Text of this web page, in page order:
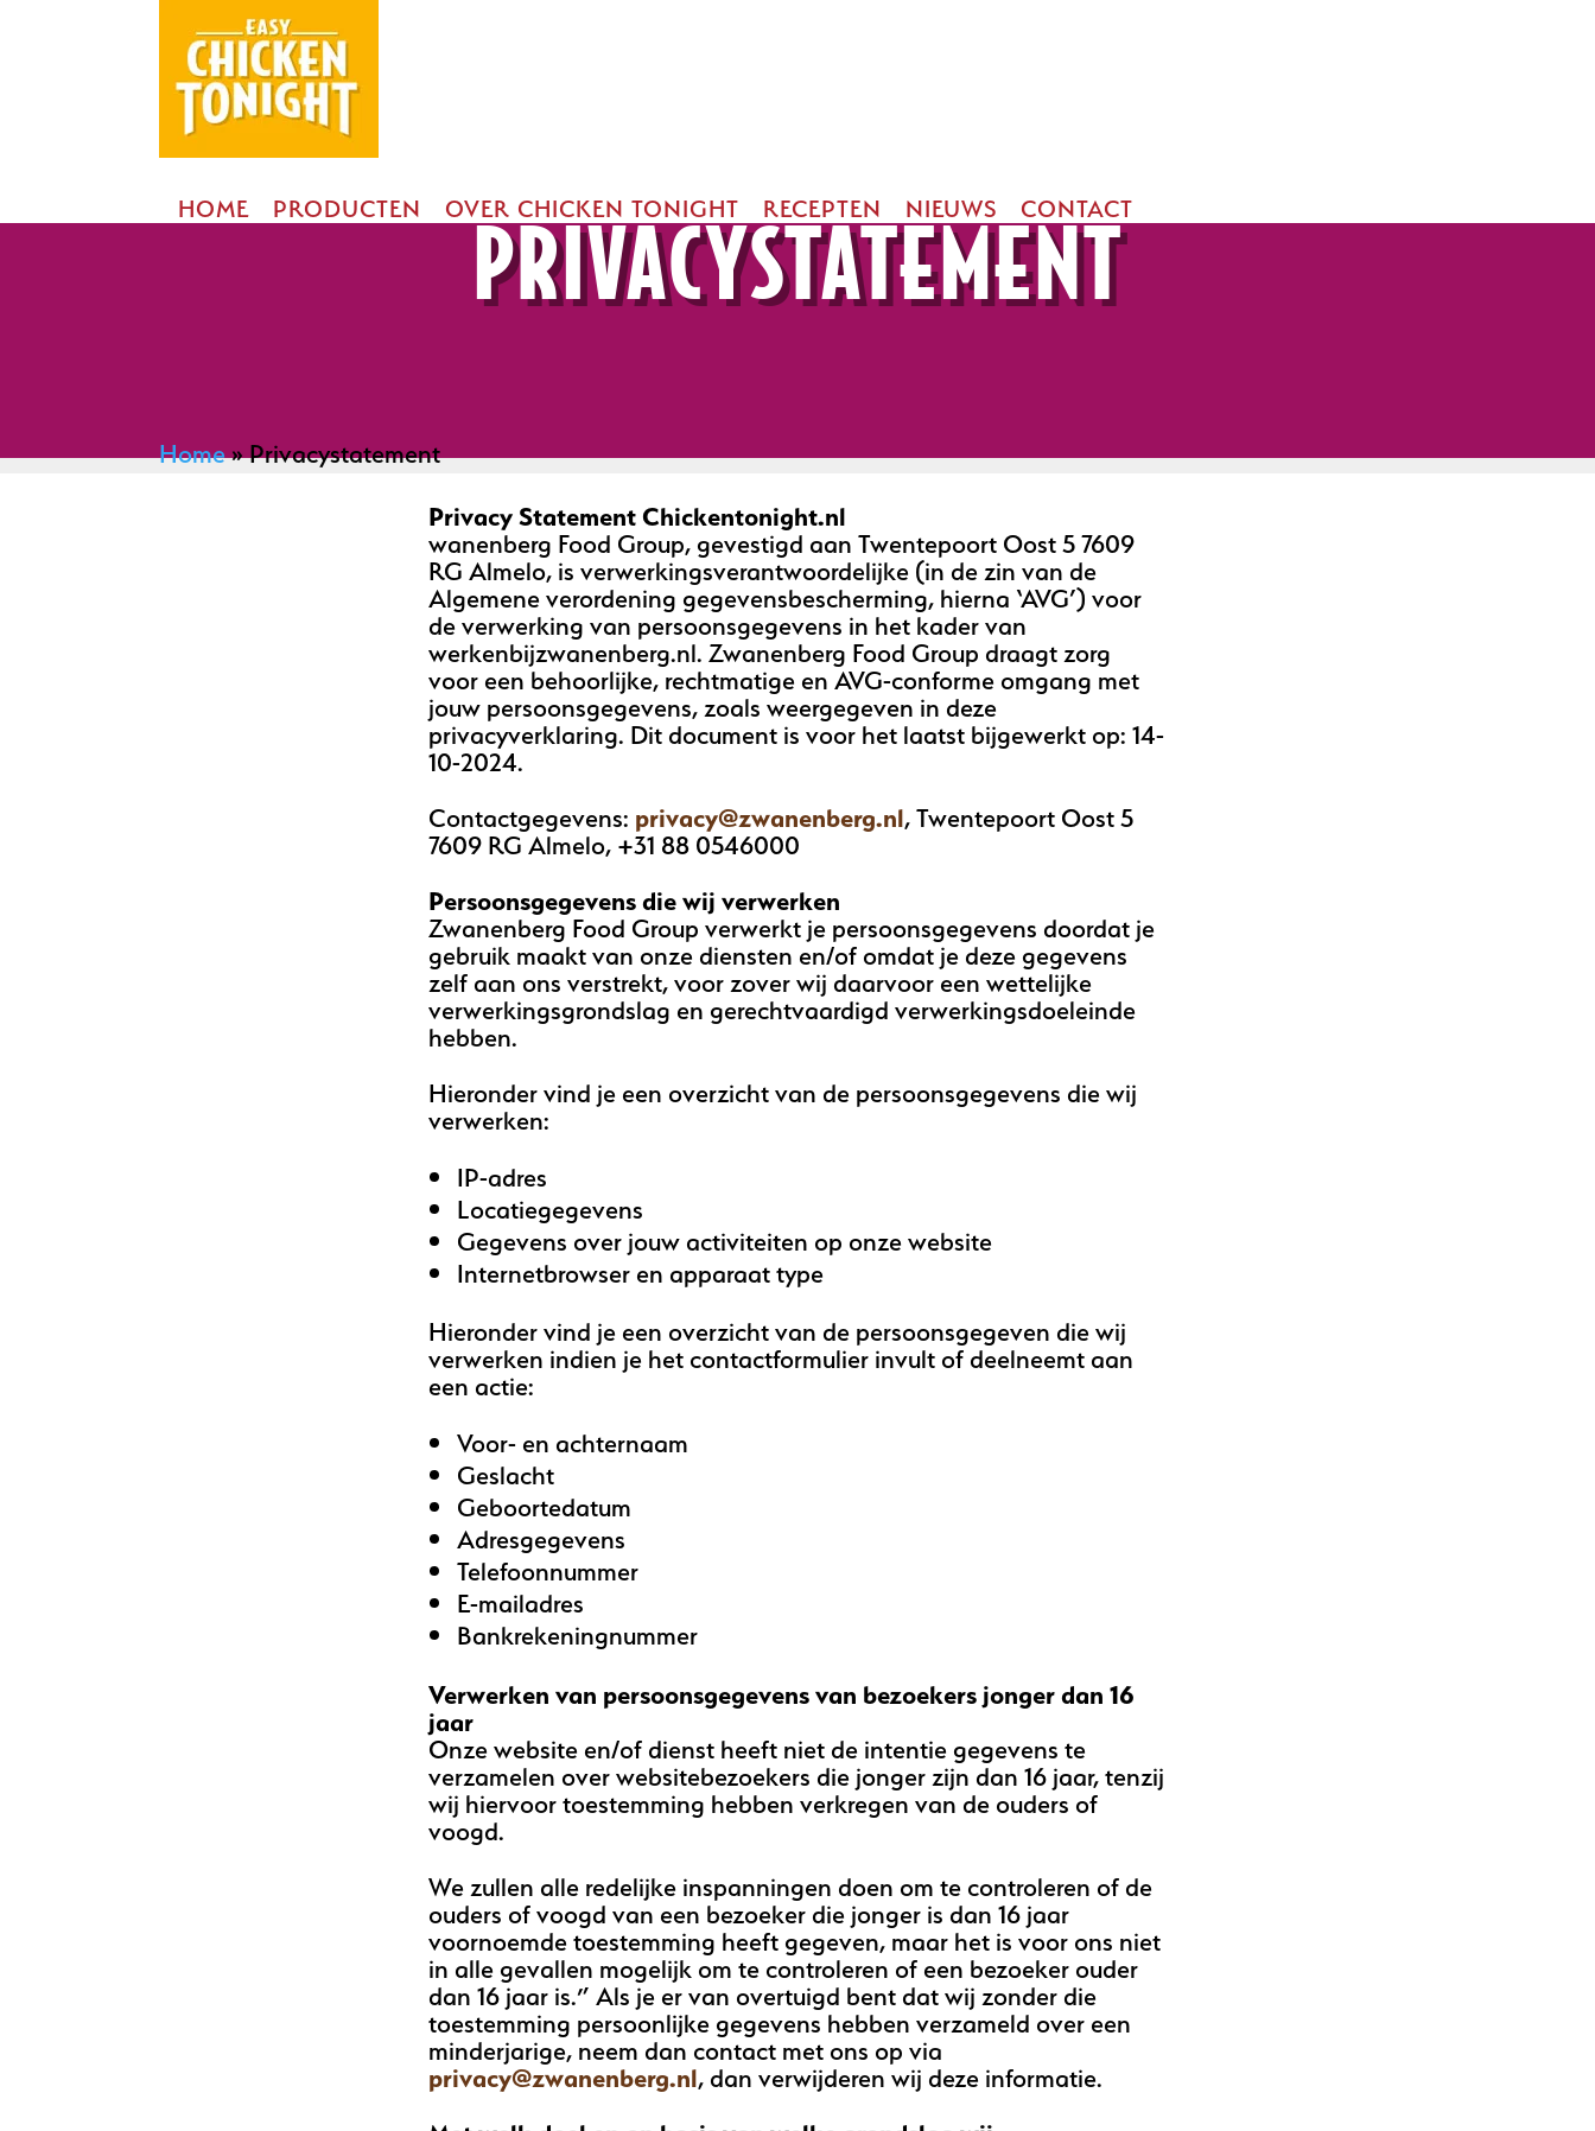
HOME PRODUCTEN OVER CHICKEN TONIGHT RECEPTEN NIEUWS CONTACT
PRIVACYSTATEMENT
Home»Privacystatement
Privacy Statement Chickentonight.nl
wanenberg Food Group, gevestigd aan Twentepoort Oost 5 7609
RG Almelo, is verwerkingsverantwoordelijke (in de zin van de
Algemene verordening gegevensbescherming, hierna ‘AVG’) voor
de verwerking van persoonsgegevens in het kader van
werkenbijzwanenberg.nl. Zwanenberg Food Group draagt zorg
voor een behoorlijke, rechtmatige en AVG-conforme omgang met
jouw persoonsgegevens, zoals weergegeven in deze
privacyverklaring. Dit document is voor het laatst bijgewerkt op: 14-
10-2024.
Contactgegevens: privacy@zwanenberg.nl, Twentepoort Oost 5
7609 RG Almelo, +31 88 0546000
Persoonsgegevens die wij verwerken
Zwanenberg Food Group verwerkt je persoonsgegevens doordat je
gebruik maakt van onze diensten en/of omdat je deze gegevens
zelf aan ons verstrekt, voor zover wij daarvoor een wettelijke
verwerkingsgrondslag en gerechtvaardigd verwerkingsdoeleinde
hebben.
Hieronder vind je een overzicht van de persoonsgegevens die wij
verwerken:
IP-adres
Locatiegegevens
Gegevens over jouw activiteiten op onze website
Internetbrowser en apparaat type
Hieronder vind je een overzicht van de persoonsgegeven die wij
verwerken indien je het contactformulier invult of deelneemt aan
een actie:
Voor- en achternaam
Geslacht
Geboortedatum
Adresgegevens
Telefoonnummer
E-mailadres
Bankrekeningnummer
Verwerken van persoonsgegevens van bezoekers jonger dan 16
jaar
Onze website en/of dienst heeft niet de intentie gegevens te
verzamelen over websitebezoekers die jonger zijn dan 16 jaar, tenzij
wij hiervoor toestemming hebben verkregen van de ouders of
voogd.
We zullen alle redelijke inspanningen doen om te controleren of de
ouders of voogd van een bezoeker die jonger is dan 16 jaar
voornoemde toestemming heeft gegeven, maar het is voor ons niet
in alle gevallen mogelijk om te controleren of een bezoeker ouder
dan 16 jaar is.” Als je er van overtuigd bent dat wij zonder die
toestemming persoonlijke gegevens hebben verzameld over een
minderjarige, neem dan contact met ons op via
privacy@zwanenberg.nl, dan verwijderen wij deze informatie.